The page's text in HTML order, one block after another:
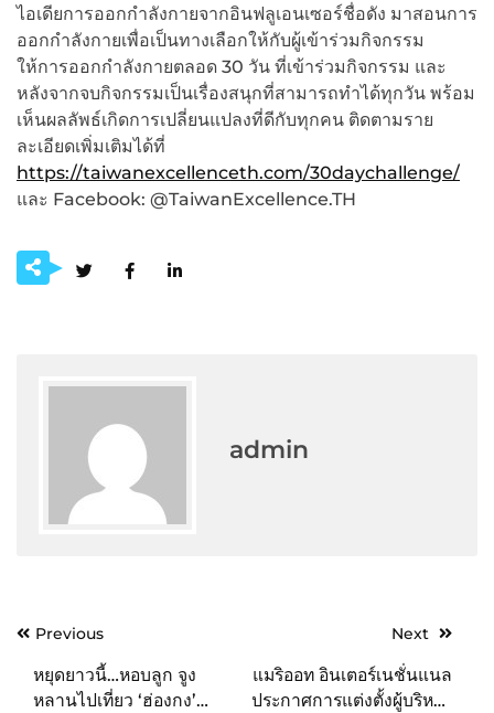
ไอเดียการออกกำลังกายจากอินฟลูเอนเซอร์ชื่อดัง มาสอนการ
ออกกำลังกายเพื่อเป็นทางเลือกให้กับผู้เข้าร่วมกิจกรรม
ให้การออกกำลังกายตลอด 30 วัน ที่เข้าร่วมกิจกรรม และ
หลังจากจบกิจกรรมเป็นเรื่องสนุกที่สามารถทำได้ทุกวัน พร้อม
เห็นผลลัพธ์เกิดการเปลี่ยนแปลงที่ดีกับทุกคน ติดตามราย
ละเอียดเพิ่มเติมได้ที่
https://taiwanexcellenceth.com/30daychallenge/
และ Facebook: @TaiwanExcellence.TH
admin
PostPrevious
หยุดยาวนี้…หอบลูก จูง
หลานไปเที่ยว ‘ฮ่องกง’
Next
แมริออท อินเตอร์เนชั่นแนล
ประกาศการแต่งตั้งผู้บริหาร